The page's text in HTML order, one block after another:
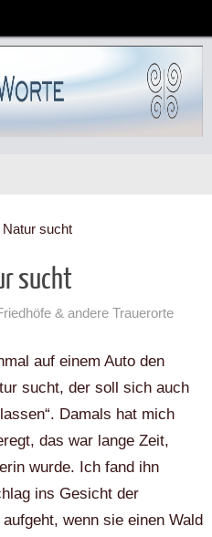
sucht
sucht
& andere Trauerorte
auf einem Auto den
sucht, der soll sich auch
Damals hat mich
das war lange Zeit,
wurde. Ich fand ihn
ins Gesicht der
wenn sie einen Wald